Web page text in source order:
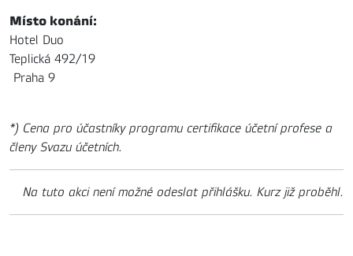
Místo konání:
Hotel Duo
Teplická 492/19
Praha 9
*) Cena pro účastníky programu certifikace účetní profese a
členy Svazu účetních.
Na tuto akci není možné odeslat přihlášku. Kurz již proběhl.